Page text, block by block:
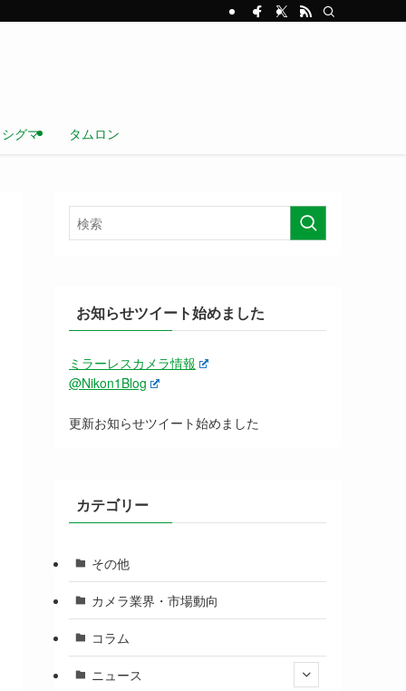
シグマ タムロン
お知らせツイート始めました
ミラーレスカメラ情報
@Nikon1Blog
更新お知らせツイート始めました
カテゴリー
その他
カメラ業界・市場動向
コラム
ニュース